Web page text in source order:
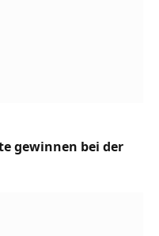
gewinnen bei der